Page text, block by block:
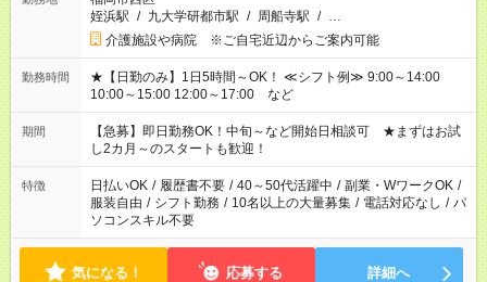
姪浜駅 / 九大学研都市駅 / 周船寺駅 / …
介護施設や病院 ※ご自宅近辺からご案内可能
勤務時間
★【日勤のみ】1日5時間～OK！ ≪シフト例≫ 9:00～14:00
10:00～15:00 12:00～17:00 など
期間
【急募】即日勤務OK！中旬～など開始日相談可 ★まずはお試
し2カ月～のスタートも歓迎！
特徴 日払いOK / 履歴書不要 / 40～50代活躍中 / 副業・WワークOK /
服装自由 / シフト勤務 / 10名以上の大量募集 / 電話対応なし / パ
ソコンスキル不要
気になる！ 応募する 詳細へ